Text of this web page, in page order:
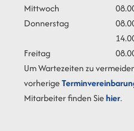
Mittwoch
Donnerstag
Freitag
Um Wartezeiten zu
vorherige
Mitarbeiter finden Siehier.